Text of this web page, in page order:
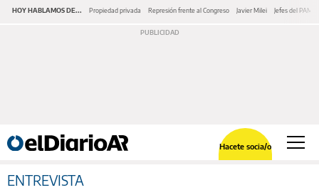
HOY HABLAMOS DE... Propiedad privada Represión frente al Congreso Javier Milei Jefes del PAMI
Hacete socia/o
ENTREVISTA